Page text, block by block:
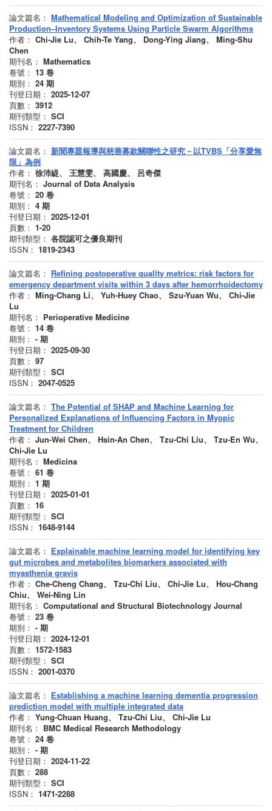
論文篇名： Mathematical Modeling and Optimization of Sustainable
Production–Inventory Systems Using Particle Swarm Algorithms
作者： Chi-Jie Lu、 Chih-Te Yang、 Dong-Ying Jiang、 Ming-Shu
Chen
期刊名： Mathematics
卷號： 13 卷
期別： 24 期
刊登日期： 2025-12-07
頁數： 3912
期刊類型： SCI
ISSN： 2227-7390
論文篇名： 新聞專題報導與慈善募款關聯性之研究－以TVBS「分享愛無
限」為例
作者： 徐沛緹、 王慧雯、 高國慶、 呂奇傑
期刊名： Journal of Data Analysis
卷號： 20 卷
期別： 4 期
刊登日期： 2025-12-01
頁數： 1-20
期刊類型： 各院認可之優良期刊
ISSN： 1819-2343
論文篇名： Refining postoperative quality metrics: risk factors for
emergency department visits within 3 days after hemorrhoidectomy
作者： Ming-Chang Li、 Yuh-Huey Chao、 Szu-Yuan Wu、 Chi-Jie
Lu
期刊名： Perioperative Medicine
卷號： 14 卷
期別： - 期
刊登日期： 2025-09-30
頁數： 97
期刊類型： SCI
ISSN： 2047-0525
論文篇名： The Potential of SHAP and Machine Learning for
Personalized Explanations of Influencing Factors in Myopic
Treatment for Children
作者： Jun-Wei Chen、 Hsin-An Chen、 Tzu-Chi Liu、 Tzu-En Wu、
Chi-Jie Lu
期刊名： Medicina
卷號： 61 卷
期別： 1 期
刊登日期： 2025-01-01
頁數： 16
期刊類型： SCI
ISSN： 1648-9144
論文篇名： Explainable machine learning model for identifying key
gut microbes and metabolites biomarkers associated with
myasthenia gravis
作者： Che-Cheng Chang、 Tzu-Chi Liu、 Chi-Jie Lu、 Hou-Chang
Chiu、 Wei-Ning Lin
期刊名： Computational and Structural Biotechnology Journal
卷號： 23 卷
期別： - 期
刊登日期： 2024-12-01
頁數： 1572-1583
期刊類型： SCI
ISSN： 2001-0370
論文篇名： Establishing a machine learning dementia progression
prediction model with multiple integrated data
作者： Yung-Chuan Huang、 Tzu-Chi Liu、 Chi-Jie Lu
期刊名： BMC Medical Research Methodology
卷號： 24 卷
期別： - 期
刊登日期： 2024-11-22
頁數： 288
期刊類型： SCI
ISSN： 1471-2288